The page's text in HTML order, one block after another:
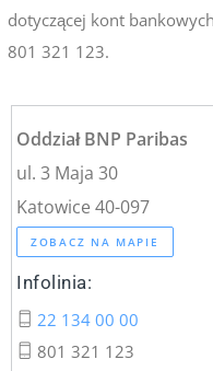
dotyczącej kont
801 321 123.
Oddział BNP Paribas
ul. 3 Maja 30
Katowice 40-097
ZOBACZ NA MAPIE
Infolinia:
22 134 00 00
801 321 123